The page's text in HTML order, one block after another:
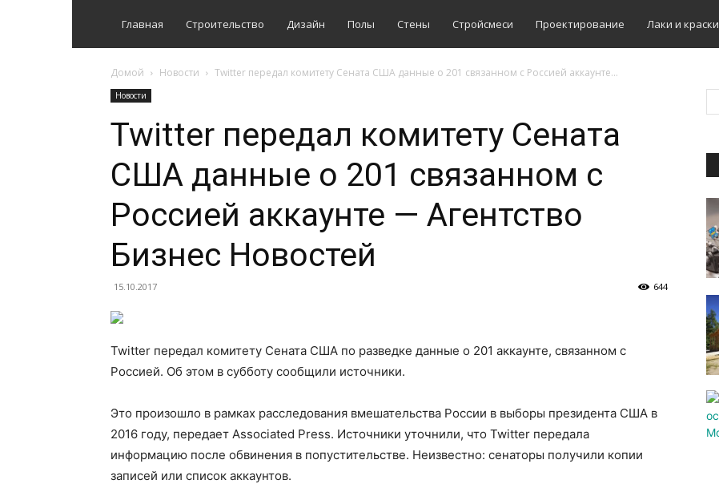
Главная Строительство Дизайн Полы Стены Стройсмеси Проектирование Лаки и краски
Домой Новости Twitter передал комитету Сената США данные о 201 связанном с Россией аккаунте...
Новости
Twitter передал комитету Сената
США данные о 201 связанном с
Россией аккаунте — Агентство
Бизнес Новостей
15.10.2017 644
Twitter передал комитету Сената США по разведке данные о 201 аккаунте, связанном с
Россией. Об этом в субботу сообщили источники.
Это произошло в рамках расследования вмешательства России в выборы президента США в
2016 году, передает Associated Press. Источники уточнили, что Twitter передала
информацию после обвинения в попустительстве. Неизвестно: сенаторы получили копии
записей или список аккаунтов.